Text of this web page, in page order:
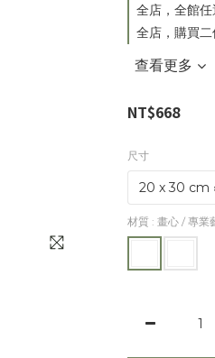
全店，全館
全店，購買
查看更多
NT$668
尺寸
材質 : 畫心 / 專業